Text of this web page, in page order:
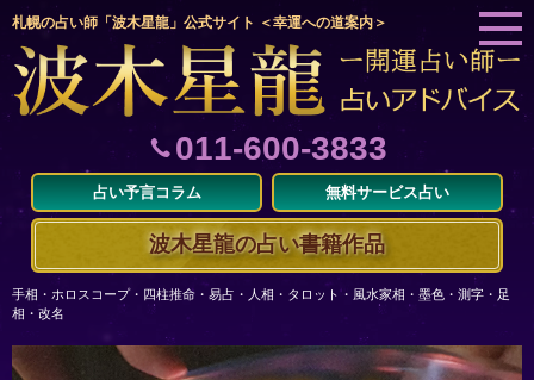
札幌の占い師「波木星龍」公式サイト ＜幸運への道案内＞
011-600-3833
占い予言コラム 無料サービス占い
波木星龍の占い書籍作品
手相・ホロスコープ・四柱推命・易占・人相・タロット・風水家相・墨色・測字・足
相・改名